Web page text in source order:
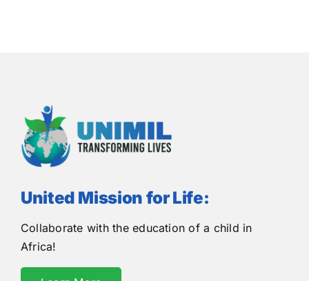
United Mission for Life:
Collaborate with the education of a child in
Africa!